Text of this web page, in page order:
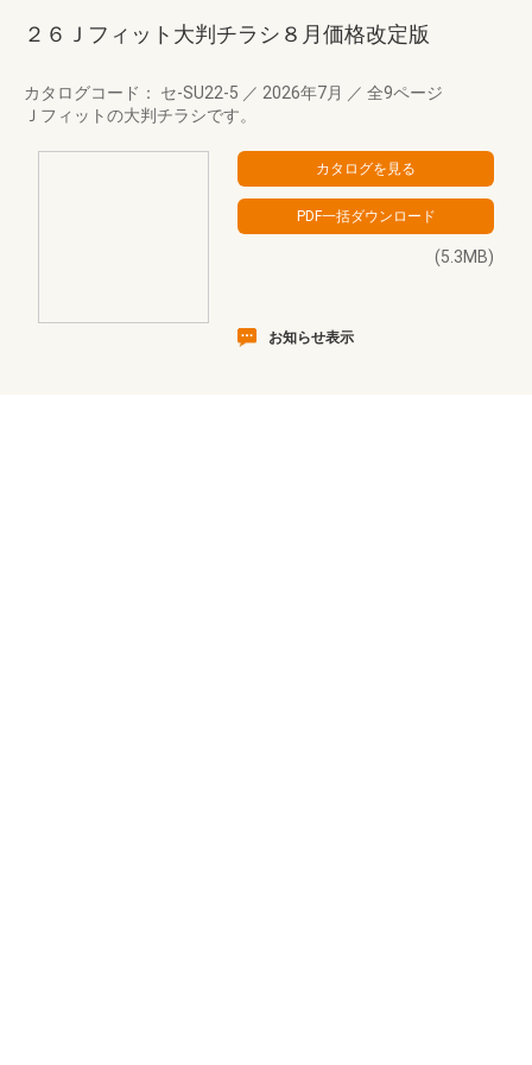
２６Ｊフィット大判チラシ８月価格改定版
カタログコード： セ-SU22-5 ／ 2026年7月 ／ 全9ページ
Ｊフィットの大判チラシです。
(5.3MB)
お知らせ表示